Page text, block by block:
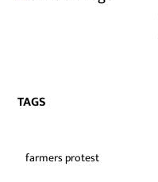
TAGS
farmers protest